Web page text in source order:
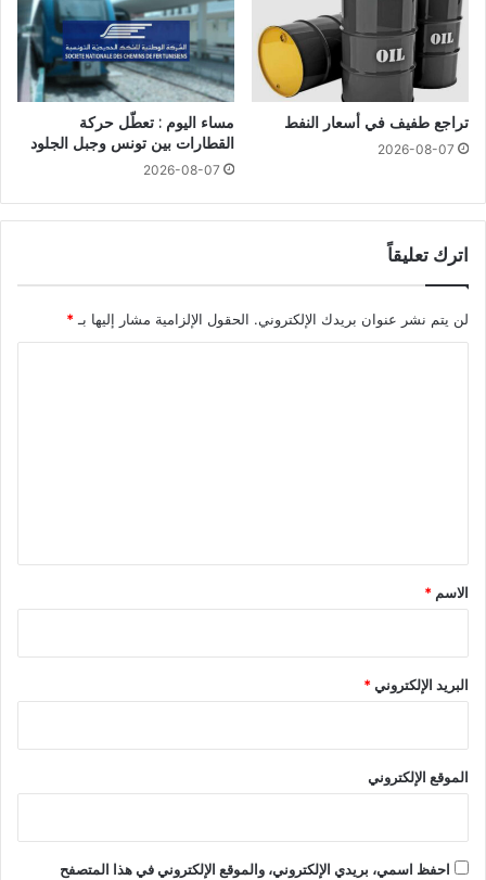
تراجع طفيف في أسعار النفط
2026-08-07
مساء اليوم : تعطّل حركة
القطارات بين تونس وجبل الجلود
2026-08-07
اترك تعليقاً
لن يتم نشر عنوان بريدك الإلكتروني. الحقول الإلزامية مشار إليها بـ *
*
الاسم *
البريد الإلكتروني*
الموقع الإلكتروني
احفظ اسمي، بريدي الإلكتروني، والموقع الإلكتروني في هذا المتصفح